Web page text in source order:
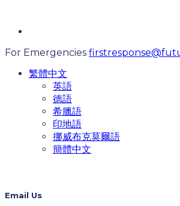
For Emergencies
繁體中文
英語
德語
希臘語
印地語
挪威布克莫爾語
簡體中文
Email Us